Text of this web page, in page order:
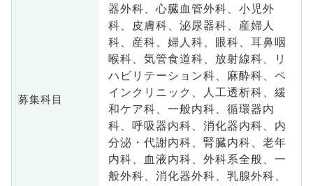
募集科目
器外科、心臓血管外科、小児外
科、皮膚科、泌尿器科、産婦人
科、産科、婦人科、眼科、耳鼻咽
喉科、気管食道科、放射線科、リ
ハビリテーション科、麻酔科、ペ
インクリニック、人工透析科、緩
和ケア科、一般内科、循環器内
科、呼吸器内科、消化器内科、内
分泌・代謝内科、腎臓内科、老年
内科、血液内科、外科系全般、一
般外科、消化器外科、乳腺外科、